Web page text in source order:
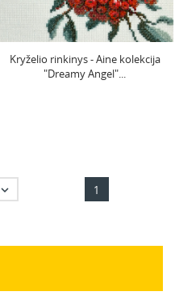
Kryželio rinkinys - Aine kolekcija
"Dreamy Angel"...
 1